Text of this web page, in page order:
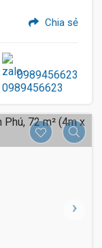
Chia sẻ
0989456623